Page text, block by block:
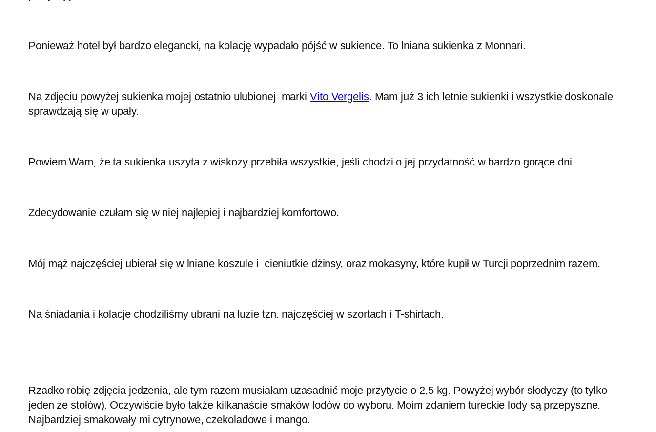
Ponieważ hotel był bardzo elegancki, na kolację wypadało pójść w sukience. To lniana sukienka z Monnari.
Na zdjęciu powyżej sukienka mojej ostatnio ulubionej marki Vito Vergelis. Mam już 3 ich letnie sukienki i wszystkie doskonale
sprawdzają się w upały.
Powiem Wam, że ta sukienka uszyta z wiskozy przebiła wszystkie, jeśli chodzi o jej przydatność w bardzo gorące dni.
Zdecydowanie czułam się w niej najlepiej i najbardziej komfortowo.
Mój mąż najczęściej ubierał się w lniane koszule i cieniutkie dżinsy, oraz mokasyny, które kupił w Turcji poprzednim razem.
Na śniadania i kolacje chodziliśmy ubrani na luzie tzn. najczęściej w szortach i T-shirtach.
Rzadko robię zdjęcia jedzenia, ale tym razem musiałam uzasadnić moje przytycie o 2,5 kg. Powyżej wybór słodyczy (to tylko
jeden ze stołów). Oczywiście było także kilkanaście smaków lodów do wyboru. Moim zdaniem tureckie lody są przepyszne.
Najbardziej smakowały mi cytrynowe, czekoladowe i mango.